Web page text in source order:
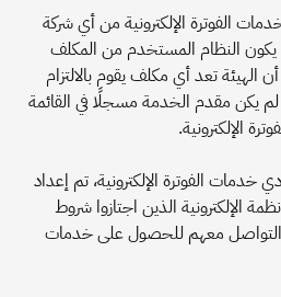
الفوترة الإلكترونية من أي شركة
يكون النظام المستخدم من المكلف
الهيئة تعد أي مكلف يقوم بالالتزام
يكن مقدم الخدمة مسجلًا في القائمة
الإلكترونية.
خدمات الفوترة الإلكترونية، تم إعداد
الإلكترونية الذين اجتازوا شروط
التواصل معهم للحصول على خدمات